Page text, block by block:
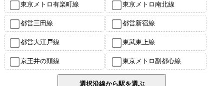
東京メトロ有楽町線 東京メトロ南北線
都営三田線 都営新宿線
都営大江戸線 東武東上線
京王井の頭線 東京メトロ副都心線